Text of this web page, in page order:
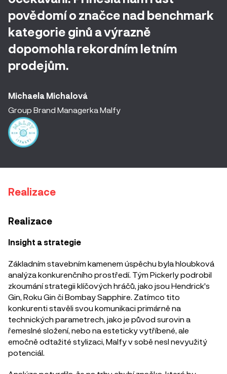
povědomí o značce nad benchmark
kategorie ginů a výrazně
dopomohla rekordním letním
prodejům.
Michaela Michalová
Group Brand Managerka Malfy
Realizace
Realizace
Insight a strategie
Základním stavebním kamenem úspěchu byla hloubková
analýza konkurenčního prostředí. Tým Pickerly podrobil
zkoumání strategii klíčových hráčů, jako jsou Hendrick's
Gin, Roku Gin či Bombay Sapphire. Zatímco tito
konkurenti stavěli svou komunikaci primárně na
technických parametrech, jako je původ surovin a
řemeslné složení, nebo na esteticky vytříbené, ale
emočně odtažité stylizaci, Malfy v sobě nesl nevyužitý
potenciál.